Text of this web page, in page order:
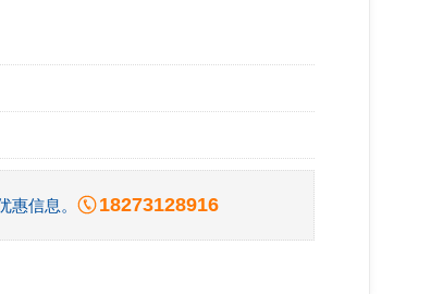
惠信息。 18273128916